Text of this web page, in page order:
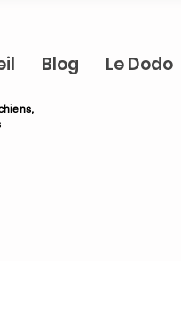
Blog Le Dodo